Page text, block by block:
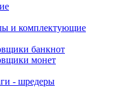
и комплектующие
банкнот
монет
- шредеры